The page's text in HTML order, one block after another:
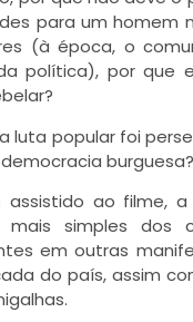
para um homem
(à época, o
política), por que
luta popular foi
burguesa?
ao filme, a
simples dos
em outras
do país, assim